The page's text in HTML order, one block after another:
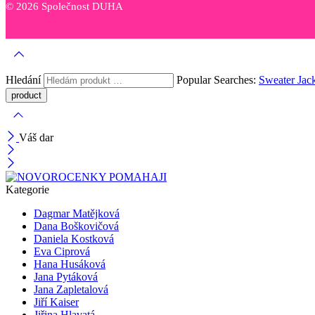
© 2026 Společnost DUHA
Hledání Popular Searches: Sweater
Váš dar
Kategorie
Dagmar Matějková
Dana Boškovičová
Daniela Kostková
Eva Ciprová
Hana Husáková
Jana Pytáková
Jana Zapletalová
Jiří Kaiser